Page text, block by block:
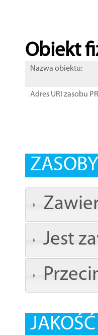
Obiekt
Nazwa obiektu:
Adres URI zasobu
Jest